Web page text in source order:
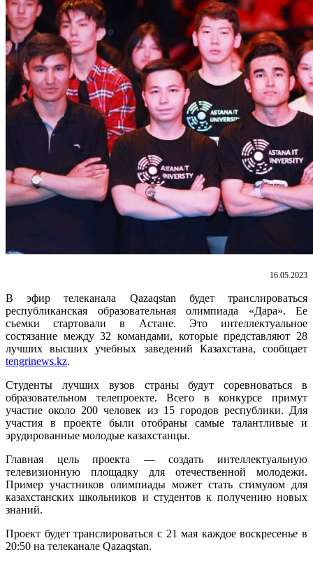
16.05.2023
В эфир телеканала Qazaqstan будет транслироваться
республиканская образовательная олимпиада «Дара». Ее
съемки стартовали в Астане. Это интеллектуальное
состязание между 32 командами, которые представляют 28
лучших высших учебных заведений Казахстана, сообщает
tengrinews.kz.
Студенты лучших вузов страны будут соревноваться в
образовательном телепроекте. Всего в конкурсе примут
участие около 200 человек из 15 городов республики. Для
участия в проекте были отобраны самые талантливые и
эрудированные молодые казахстанцы.
Главная цель проекта — создать интеллектуальную
телевизионную площадку для отечественной молодежи.
Пример участников олимпиады может стать стимулом для
казахстанских школьников и студентов к получению новых
знаний.
Проект будет транслироваться с 21 мая каждое воскресенье в
20:50 на телеканале Qazaqstan.